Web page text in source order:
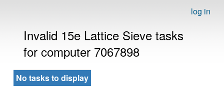
log in
Invalid 15e Lattice Sieve tasks
for computer 7067898
No tasks to display